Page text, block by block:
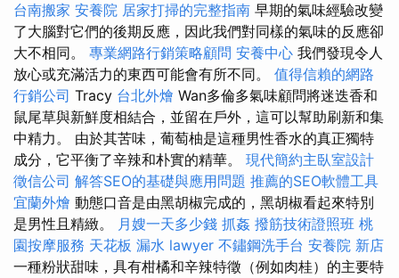
台南搬家 安養院 居家打掃的完整指南 早期的氣味經驗改變
了大腦對它們的後期反應，因此我們對同樣的氣味的反應卻
大不相同。 專業網路行銷策略顧問 安養中心 我們發現令人
放心或充滿活力的東西可能會有所不同。 值得信賴的網路
行銷公司 Tracy 台北外燴 Wan多倫多氣味顧問將迷迭香和
鼠尾草與新鮮度相結合，並留在戶外，這可以幫助刷新和集
中精力。 由於其苦味，葡萄柚是這種男性香水的真正獨特
成分，它平衡了辛辣和朴實的精華。 現代簡約主臥室設計
徵信公司 解答SEO的基礎與應用問題 推薦的SEO軟體工具
宜蘭外燴 動態口音是由黑胡椒完成的，黑胡椒看起來特別
是男性且精緻。 月嫂一天多少錢 抓姦 撥筋技術證照班 桃
園按摩服務 天花板 漏水 lawyer 不鏽鋼洗手台 安養院 新店
一種粉狀甜味，具有柑橘和辛辣特徵（例如肉桂）的主要特